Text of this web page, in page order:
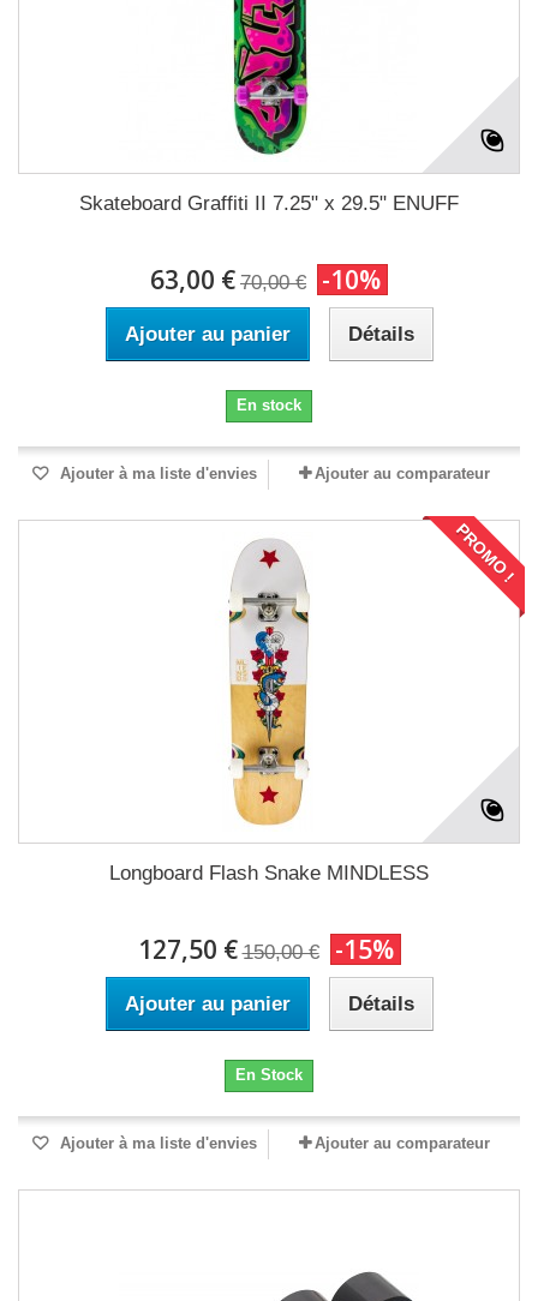
Skateboard Graffiti II 7.25" x 29.5" ENUFF
63,00 € 70,00 € -10%
Ajouter au panier Détails
En stock
Ajouter à ma liste d'envies Ajouter au comparateur
PROMO !
Longboard Flash Snake MINDLESS
127,50 € 150,00 € -15%
Ajouter au panier Détails
En Stock
Ajouter à ma liste d'envies Ajouter au comparateur